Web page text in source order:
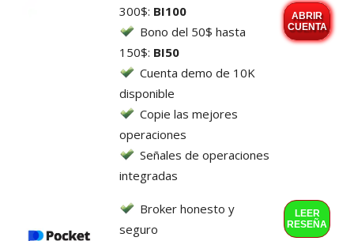
300$: BI100
Bono del 50$ hasta
150$: BI50
Cuenta demo de 10K
disponible
Copie las mejores
operaciones
Señales de operaciones
integradas
ABRIR
CUENTA
Broker honesto y
seguro
LEER
RESEÑA